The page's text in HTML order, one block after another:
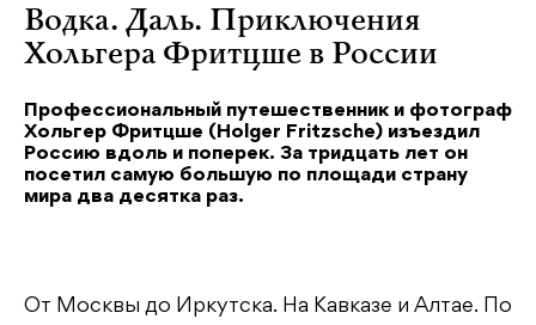
Водка. Даль. Приключения
Хольгера Фритцше в России
Профессиональный путешественник и фотограф
Хольгер Фритцше (Holger Fritzsche) изъездил
Россию вдоль и поперек. За тридцать лет он
посетил самую большую по площади страну
мира два десятка раз.
От Москвы до Иркутска. На Кавказе и Алтае. По